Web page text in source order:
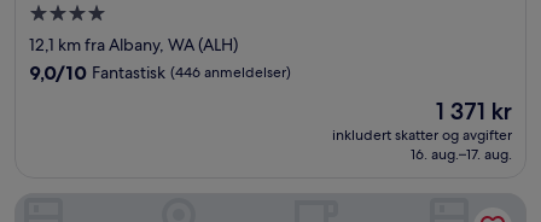
Overnattingssted
med
4.0
stjerner
12,1 km fra Albany, WA (ALH)
9.0
9,0/10 Fantastisk (446 anmeldelser)
Prisen
1 371 kr
1 371 kr
inkludert skatter og avgifter
16. aug.–17. aug.
Country Comfort Amity Motel